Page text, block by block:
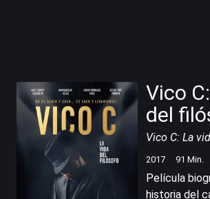
Vico
del
Vico C: La
2017 91 Min.
Película
historia del